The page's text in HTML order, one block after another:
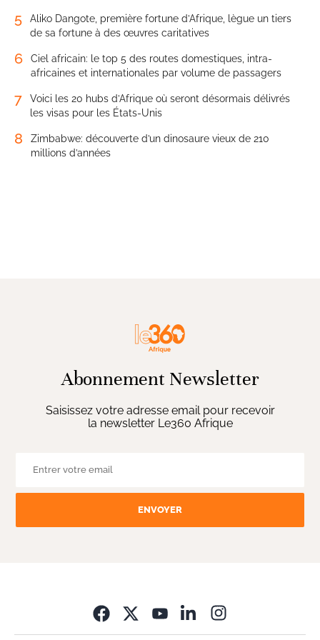
5
Aliko Dangote, première fortune d’Afrique, lègue un tiers
de sa fortune à des œuvres caritatives
6
Ciel africain: le top 5 des routes domestiques, intra-
africaines et internationales par volume de passagers
7
Voici les 20 hubs d’Afrique où seront désormais délivrés
les visas pour les États-Unis
8
Zimbabwe: découverte d’un dinosaure vieux de 210
millions d’années
Abonnement Newsletter
Saisissez votre adresse email pour recevoir
la newsletter Le360 Afrique
ENVOYER